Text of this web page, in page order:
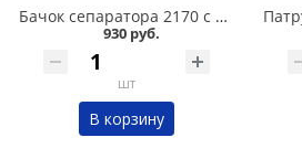
Бачок сепаратора 2170 с клапаном в Омске
930 руб.
шт
В корзину